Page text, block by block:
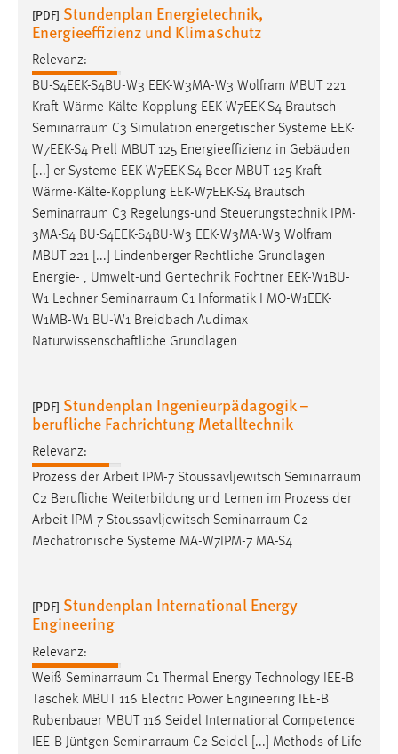
[PDF] Stundenplan Energietechnik,
Energieeffizienz und Klimaschutz
Relevanz:
BU-S4EEK-S4BU-W3 EEK-W3MA-W3 Wolfram MBUT 221
Kraft-Wärme-Kälte-Kopplung EEK-W7EEK-S4 Brautsch
Seminarraum C3 Simulation energetischer Systeme EEK-
W7EEK-S4 Prell MBUT 125 Energieeffizienz in Gebäuden
[...] er Systeme EEK-W7EEK-S4 Beer MBUT 125 Kraft-
Wärme-Kälte-Kopplung EEK-W7EEK-S4 Brautsch
Seminarraum C3 Regelungs-und Steuerungstechnik IPM-
3MA-S4 BU-S4EEK-S4BU-W3 EEK-W3MA-W3 Wolfram
MBUT 221 [...] Lindenberger Rechtliche Grundlagen
Energie- , Umwelt-und Gentechnik Fochtner EEK-W1BU-
W1 Lechner Seminarraum C1 Informatik I MO-W1EEK-
W1MB-W1 BU-W1 Breidbach Audimax
Naturwissenschaftliche Grundlagen
[PDF] Stundenplan Ingenieurpädagogik –
berufliche Fachrichtung Metalltechnik
Relevanz:
Prozess der Arbeit IPM-7 Stoussavljewitsch Seminarraum
C2 Berufliche Weiterbildung und Lernen im Prozess der
Arbeit IPM-7 Stoussavljewitsch Seminarraum C2
Mechatronische Systeme MA-W7IPM-7 MA-S4
[PDF] Stundenplan International Energy
Engineering
Relevanz:
Weiß Seminarraum C1 Thermal Energy Technology IEE-B
Taschek MBUT 116 Electric Power Engineering IEE-B
Rubenbauer MBUT 116 Seidel International Competence
IEE-B Jüntgen Seminarraum C2 Seidel [...] Methods of Life
einloggen zu können.
Cookie Laufzeit:
24 Stunden
STATISTIK
Statistik Cookies erfassen Informationen anonym.
Diese Informationen helfen uns zu verstehen, wie
unsere Besucher unsere Website nutzen.
Matomo
Name:
_pk_ref, _pk_cvar, _pk_id, _pk_ses
Zweck:
Max. 13 Monate
MARKETING
Marketing Cookies werden von Drittanbietern
verwendet, um personalisierte Werbung anzuzeigen.
Sie tun dies, indem sie Besucher über Websites
Google Ads
Name:
_gcl_au
Anbieter:
Google Ireland Limited